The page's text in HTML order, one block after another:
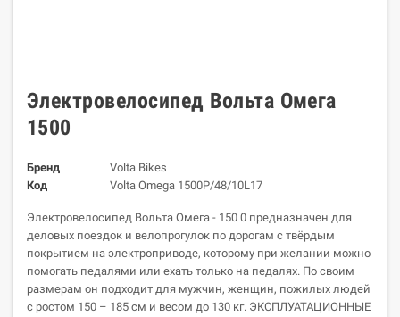
Электровелосипед Вольта Омега
1500
Бренд
Volta Bikes
Код
Volta Omega 1500P/48/10L17
Электровелосипед Вольта Омега - 150 0 предназначен для
деловых поездок и велопрогулок по дорогам с твёрдым
покрытием на электроприводе, которому при желании можно
помогать педалями или ехать только на педалях. По своим
размерам он подходит для мужчин, женщин, пожилых людей
с ростом 150 – 185 см и весом до 130 кг. ЭКСПЛУАТАЦИОННЫЕ